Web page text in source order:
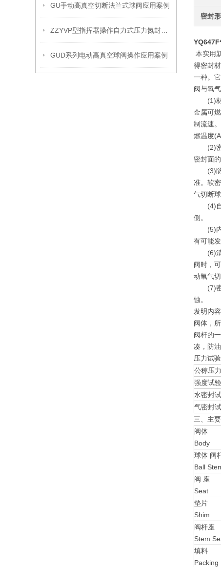
GU手动高真空切断法兰式球阀应用案例
GUD系列电动高真空球阀操作应用案例
密封
YQ647F
本实用
得密封
一种。
阀与氧
(1)材
金属可
制流速
燃温度
(2)密
密封面
(3)防
准。软
气切断
(4)自
侧。
(5)内
有可能
(6)清
阀时，
动氧气
(7)密
蚀。
发明内
阀体，
阀杆的
凑，防
压力试验
公称压力
强度试验
水密封
气密封
三、主
阀体
Body
球体 阀
Ball
阀 座
Seat
垫片
Shim
阀杆座
Stem
填料
Packing